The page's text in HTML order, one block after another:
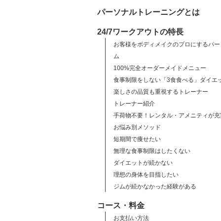
パーソナルトレーニングとは
24/7ワークアウトの特長
お客様をボディメイクのプロにするパ
ム
100%完全オーダーメイドメニュー
食事制限をしない「3食食べる」ダイエ
楽しさの品質も重視するトレーナー
トレーナー紹介
手荷物不要！レンタル・アメニティが
お悩み別メソッド
短期間で痩せたい
無理な食事制限はしたくない
ダイエットが続かない
理想の身体を目指したい
ジムが続かなかった経験がある
コース・料金
お支払い方法